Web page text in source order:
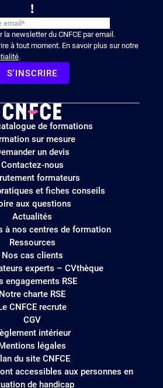
!
newsletter du CNFCE par email.
à tout moment. En savoir plus sur notre
.
S'INSCRIRE
Logo
sitede formations
sur mesure
un devis
Contactez-nous
formateurs
et fiches conseils
aux questions
Actualités
à nos centres de formation
Ressources
Nos cas clients
experts – CVthèque
engagements RSE
Notre charte RSE
CNFCE recrute
CGV
intérieur
légales
du site CNFCE
accessibles aux personnes en
de handicap